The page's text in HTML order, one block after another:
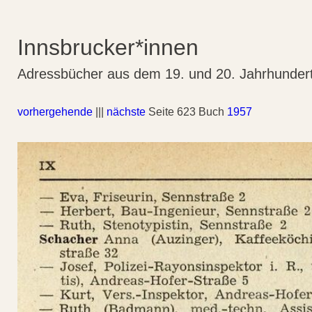
Innsbrucker*innen
Adressbücher aus dem 19. und 20.
vorhergehende nächste Seite 623 Buch 1957